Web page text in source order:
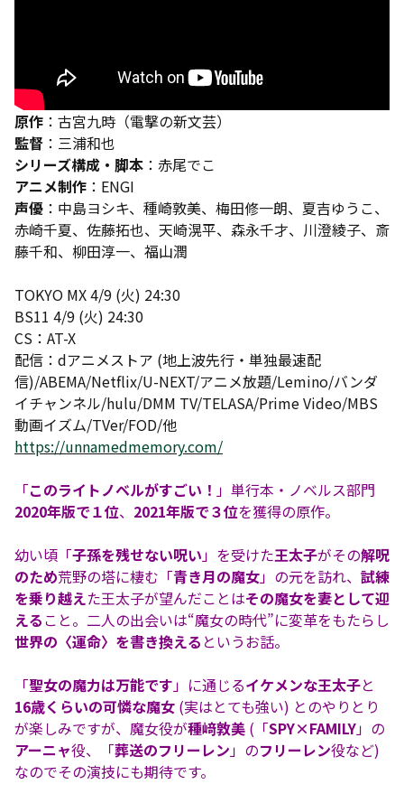
原作 ：古宮九時（電撃の新文芸）
監督 ：三浦和也
シリーズ構成・脚本 ：赤尾でこ
アニメ制作 ：ENGI
声優 ：中島ヨシキ、種崎敦美、梅田修一朗、夏吉ゆうこ、
赤崎千夏、佐藤拓也、天崎滉平、森永千才、川澄綾子、斎
藤千和、柳田淳一、福山潤
TOKYO MX 4/9 (火) 24:30
BS11 4/9 (火) 24:30
CS：AT-X
配信：dアニメストア (地上波先行・単独最速配
信)/ABEMA/Netflix/U-NEXT/アニメ放題/Lemino/バンダ
イチャンネル/hulu/DMM TV/TELASA/Prime Video/MBS
動画イズム/TVer/FOD/他
https://unnamedmemory.com/
「このライトノベルがすごい！ 」単行本・ノベルス部門
2020年版で１位、 2021年版で３位を獲得の原作。
幼い頃「子孫を残せない呪い」を受けた王太子がその解呪
のため荒野の塔に棲む「青き月の魔女」の元を訪れ、 試練
を乗り越えた王太子が望んだことはその魔女を妻として迎
えること。二人の出会いは“魔女の時代”に変革をもたらし
世界の〈運命〉を書き換える というお話。
「聖女の魔力は万能です」に通じるイケメンな王太子と
16歳くらいの可憐な魔女 (実はとても強い) とのやりとり
が楽しみですが、魔女役が種﨑敦美 (「SPY×FAMILY」の
アーニャ役、「葬送のフリーレン」のフリーレン役など)
なのでその演技にも期待です。